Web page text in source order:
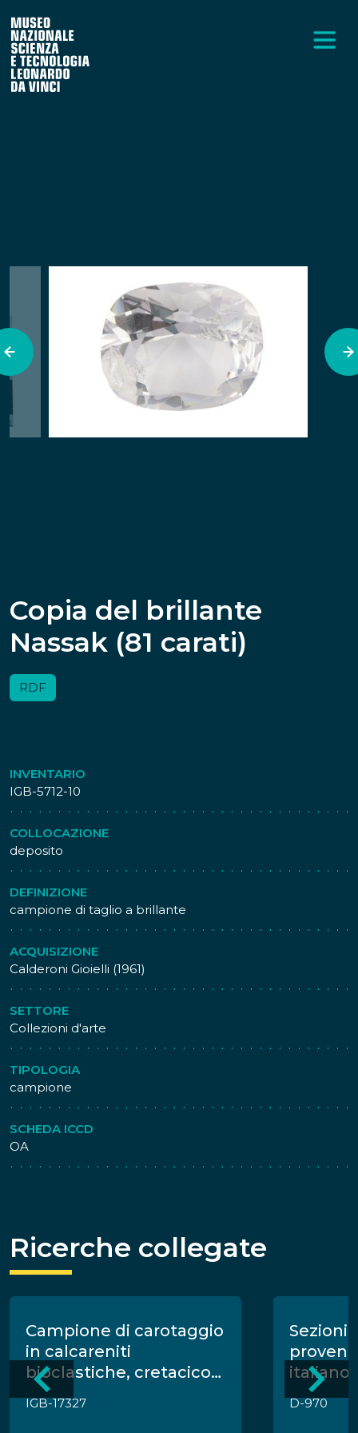
Copia del brillante
Nassak (81 carati)
RDF
INVENTARIO
IGB-5712-10
COLLOCAZIONE
deposito
DEFINIZIONE
campione di taglio a brillante
ACQUISIZIONE
Calderoni Gioielli (1961)
SETTORE
Collezioni d'arte
TIPOLOGIA
campione
SCHEDA ICCD
OA
Ricerche collegate
Campione di carotaggio
in calcareniti
bioclastiche, cretacico
superiore, Aquila
IGB-17327
Sezioni
italiano
D-970